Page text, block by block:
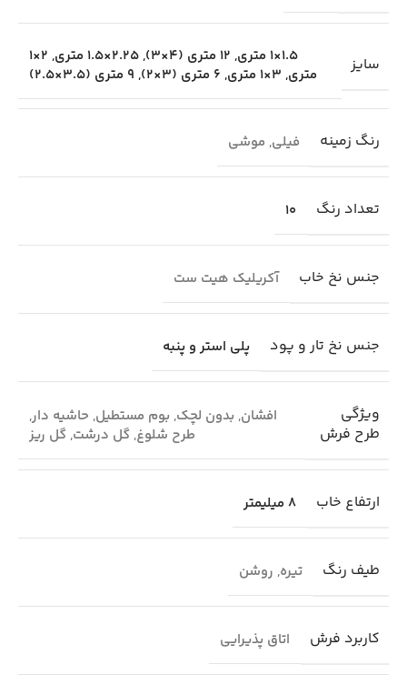
سایز 1.5×1 متری , 12 متری (4×3) ,2.25×1.5 متری ,
2×1
متری, 3×1 متری , 6 متری (3×2) , 9 متری (3.5×2.5)
رنگ زمینه فیلی, موشی
تعداد رنگ 10
جنس نخ خاب آکریلیک هیت ست
جنس نخ تار و پود پلی استر و پنبه
ویژگی
طرح فرش
افشان, بدون لچک, بوم مستطیل, حاشیه دار,
طرح شلوغ, گل درشت, گل ریز
ارتفاع خاب 8 میلیمتر
طیف رنگ تیره, روشن
کاربرد فرش اتاق پذیرایی